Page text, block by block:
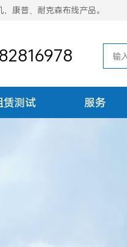
康普、耐克森布线产品。
赁测试 服务